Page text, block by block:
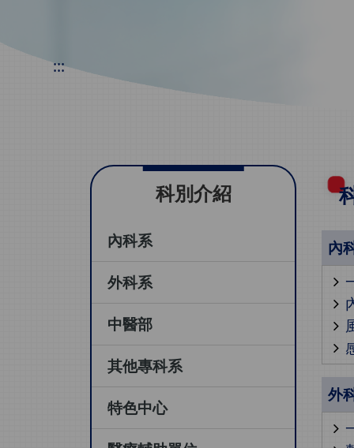
:::
科別介紹
內科系
外科系
中醫部
其他專科系
特色中心
內
外